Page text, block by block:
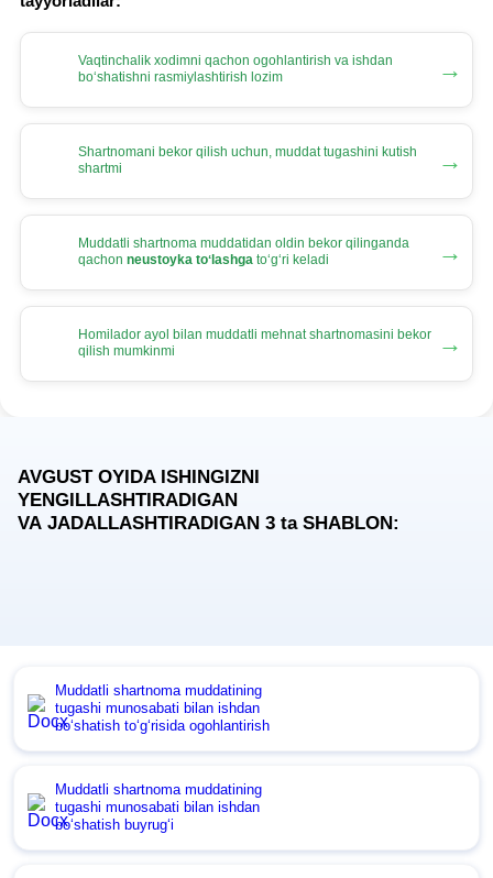
Vaqtinchalik хodimni qachon ogohlantirish va ishdan
boʻshatishni rasmiylashtirish lozim
→
Shartnomani bekor qilish uchun, muddat tugashini kutish
shartmi
→
Muddatli shartnoma muddatidan oldin bekor qilinganda
qachon neustoyka toʻlashga toʻgʻri keladi →
Homilador ayol bilan muddatli mehnat shartnomasini bekor
qilish mumkinmi
→
AVGUST OYIDA ISHINGIZNI
YENGILLASHTIRADIGAN
VA JADALLASHTIRADIGAN 3 taSHABLON:
Muddatli shartnoma muddatining
tugashi munosabati bilan ishdan
boʻshatish toʻgʻrisida ogohlantirish
Muddatli shartnoma muddatining
tugashi munosabati bilan ishdan
boʻshatish buyrugʻi